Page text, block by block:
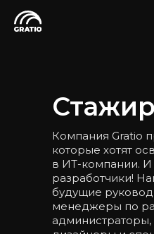
Компания Gratio
которые хотят
в ИТ-компании. И
разработчики!
будущие
менеджеры по
администраторы,